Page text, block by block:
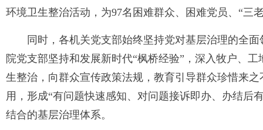
环境卫生整治活动，为97名困难群众、困难党员、“三
同时，各机关党支部始终坚持党对基层治理的全
院党支部坚持和发展新时代“枫桥经验”，深入牧户、
生整治，向群众宣传政策法规，教育引导群众珍惜来
用，形成“有问题快速感知、对问题接诉即办、办结后
结合的基层治理体系。